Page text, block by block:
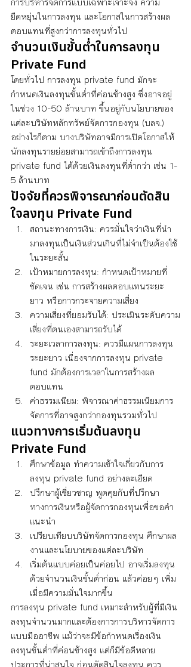
ยืดหยุ่นในการลงทุน และโอกาสในการสร้างผล
ตอบแทนที่สูงกว่าการลงทุนทั่วไป
จำนวนเงินขั้นต่ำในการลงทุน
Private Fund
โดยทั่วไป การลงทุน private fund มักจะ
กำหนดเงินลงทุนขั้นต่ำที่ค่อนข้างสูง ซึ่งอาจอยู่
ในช่วง 10-50 ล้านบาท ขึ้นอยู่กับนโยบายของ
แต่ละบริษัทหลักทรัพย์จัดการกองทุน (บลจ.)
อย่างไรก็ตาม บางบริษัทอาจมีการเปิดโอกาสให้
นักลงทุนรายย่อยสามารถเข้าถึงการลงทุน
private fund ได้ด้วยเงินลงทุนที่ต่ำกว่า เช่น 1-
5 ล้านบาท
ปัจจัยที่ควรพิจารณาก่อนตัดสิน
ใจลงทุน Private Fund
สถานะทางการเงิน: ควรมั่นใจว่าเงินที่นำ
มาลงทุนเป็นเงินส่วนเกินที่ไม่จำเป็นต้องใช้
ในระยะสั้น
เป้าหมายการลงทุน: กำหนดเป้าหมายที่
ชัดเจน เช่น การสร้างผลตอบแทนระยะ
ยาว หรือการกระจายความเสี่ยง
ความเสี่ยงที่ยอมรับได้: ประเมินระดับความ
เสี่ยงที่ตนเองสามารถรับได้
ระยะเวลาการลงทุน: ควรมีแผนการลงทุน
ระยะยาว เนื่องจากการลงทุน private
fund มักต้องการเวลาในการสร้างผล
ตอบแทน
ค่าธรรมเนียม: พิจารณาค่าธรรมเนียมการ
จัดการที่อาจสูงกว่ากองทุนรวมทั่วไป
แนวทางการเริ่มต้นลงทุน
Private Fund
ศึกษาข้อมูล ทำความเข้าใจเกี่ยวกับการ
ลงทุน private fund อย่างละเอียด
ปรึกษาผู้เชี่ยวชาญ พูดคุยกับที่ปรึกษา
ทางการเงินหรือผู้จัดการกองทุนเพื่อขอคำ
แนะนำ
เปรียบเทียบบริษัทจัดการกองทุน ศึกษาผล
งานและนโยบายของแต่ละบริษัท
เริ่มต้นแบบค่อยเป็นค่อยไป อาจเริ่มลงทุน
ด้วยจำนวนเงินขั้นต่ำก่อน แล้วค่อยๆ เพิ่ม
เมื่อมีความมั่นใจมากขึ้น
การลงทุน private fund เหมาะสำหรับผู้ที่มีเงิน
ลงทุนจำนวนมากและต้องการการบริหารจัดการ
แบบมืออาชีพ แม้ว่าจะมีข้อกำหนดเรื่องเงิน
ลงทุนขั้นต่ำที่ค่อนข้างสูง แต่ก็มีข้อดีหลาย
ประการที่น่าสนใจ ก่อนตัดสินใจลงทุน ควร